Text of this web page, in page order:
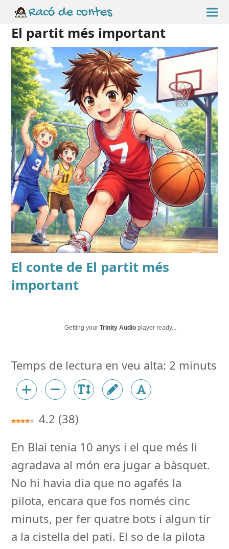
El partit més important
El conte de El partit més
important
Getting yourTrinity Audio player ready...
4.2 (38)
En Blai tenia 10 anys i el que més li
agradava al món era jugar a bàsquet.
No hi havia dia que no agafés la
pilota, encara que fos només cinc
minuts, per fer quatre bots i algun tir
a la cistella del pati. El so de la pilota